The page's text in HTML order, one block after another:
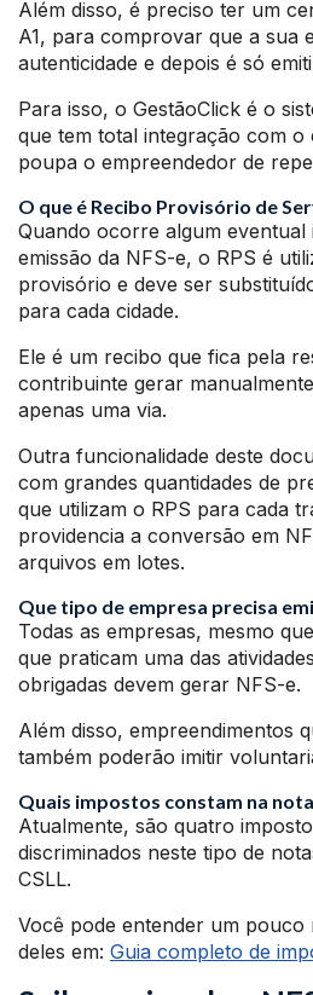
Além disso, é preciso ter um
A1, para comprovar que a sua
autenticidade e depois é só
Para isso, o GestãoClick é o
que tem total integração com o
poupa o empreendedor de
O que é Recibo Provisório de
Quando ocorre algum eventual
emissão da NFS-e, o RPS é
provisório e deve ser
para cada cidade.
Ele é um recibo que fica pela
contribuinte gerar
apenas uma via.
Outra funcionalidade deste
com grandes quantidades de
que utilizam o RPS para cada
providencia a conversão em
arquivos em lotes.
Que tipo de empresa precisa
Todas as empresas, mesmo
que praticam uma das
obrigadas devem gerar NFS-e.
Além disso, empreendimentos
também poderão imitir
Quais impostos constam na
Atualmente, são quatro
discriminados neste tipo de
CSLL.
Você pode entender um pouco
deles em: Guia completo de